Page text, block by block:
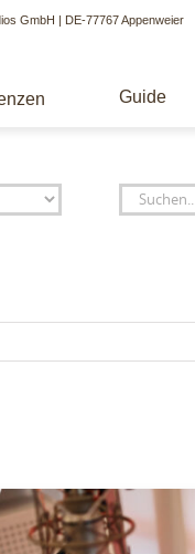
GmbH | DE-77767 Appenweier
Guide
Suche
nach: